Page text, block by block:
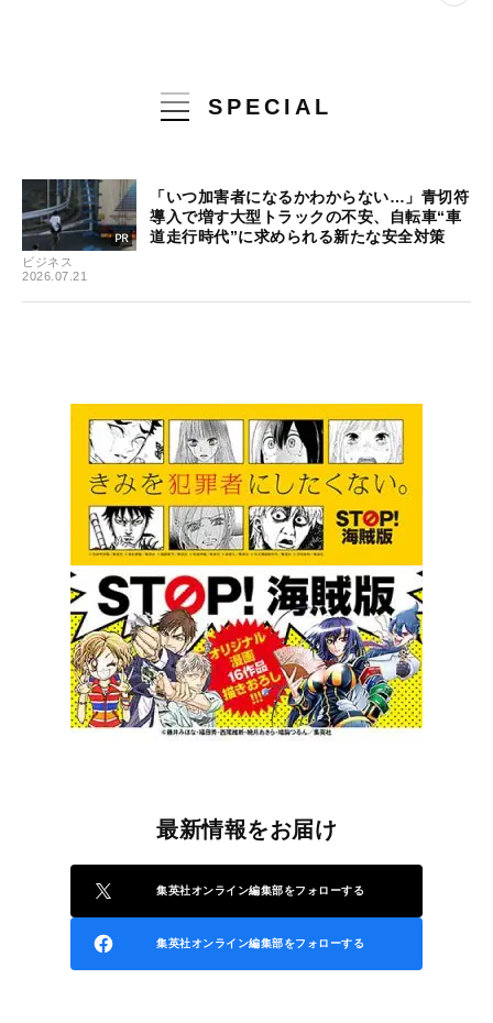
SPECIAL
ビジネス
2026.07.21
「いつ加害者になるかわからない…」青切符
導入で増す大型トラックの不安、自転車“車
道走行時代”に求められる新たな安全対策
最新情報をお届け
集英社オンライン編集部をフォローする
集英社オンライン編集部をフォローする